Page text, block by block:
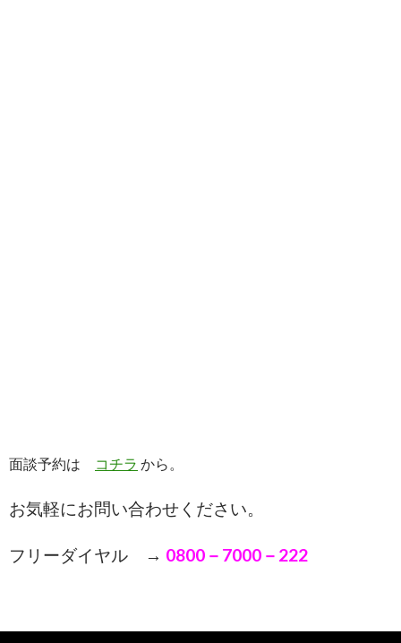
面談予約は コチラ から。
お気軽にお問い合わせください。
フリーダイヤル → 0800－7000－222